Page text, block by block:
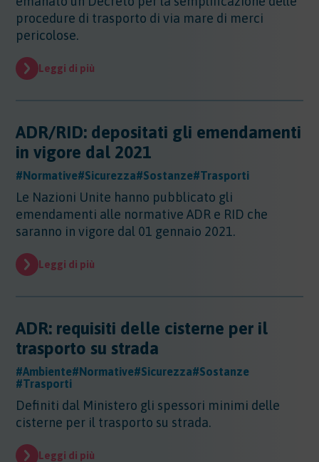
Regioni - Puglia
Regioni - Sardegna
Regioni - Toscana
Regioni - Veneto
Sicurezza - Seveso
Sicurezza - Prevenzione incendi
Sicurezza - Rumore
Sicurezza - Covid 19
procedure di trasporto di via mare di merci
pericolose.
Leggi di più
ADR/RID: depositati gli emendamenti
in vigore dal 2021
#Normative#Sicurezza#Sostanze#Trasporti
Le Nazioni Unite hanno pubblicato gli
emendamenti alle normative ADR e RID che
saranno in vigore dal 01 gennaio 2021.
Leggi di più
ADR: requisiti delle cisterne per il
trasporto su strada
#Ambiente#Normative#Sicurezza#Sostanze
#Trasporti
Definiti dal Ministero gli spessori minimi delle
cisterne per il trasporto su strada.
Leggi di più